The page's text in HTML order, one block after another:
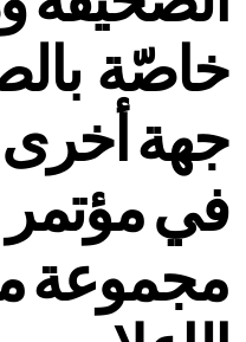
خاصّة
جهة أخرى
في
مجموعة